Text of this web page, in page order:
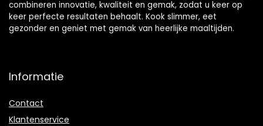
combineren innovatie, kwaliteit en gemak, zodat u keer op
keer perfecte resultaten behaalt. Kook slimmer, eet
gezonder en geniet met gemak van heerlijke maaltijden.
Informatie
Contact
Klantenservice